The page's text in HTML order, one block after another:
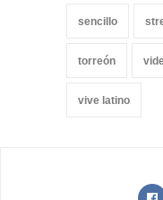
sencillo
torreón
vive latino